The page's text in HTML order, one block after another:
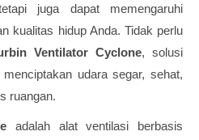
juga dapat memengaruhi
kualitas hidup Anda. Tidak perlu
Ventilator Cyclone, solusi
udara segar, sehat,
ruangan.
adalah alat ventilasi berbasis